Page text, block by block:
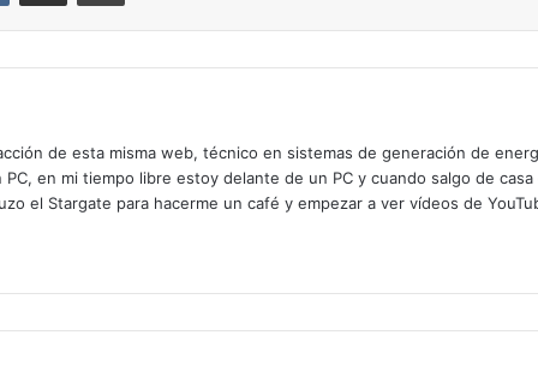
de esta misma web, técnico en sistemas de generación de
en mi tiempo libre estoy delante de un PC y cuando salgo de
el Stargate para hacerme un café y empezar a ver vídeos de